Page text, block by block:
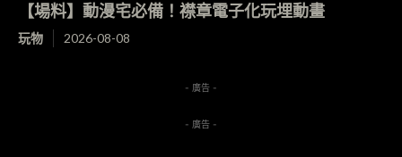
【場料】動漫宅必備！襟章電子化玩埋動畫
玩物 2026-08-08
- 廣告 -
- 廣告 -